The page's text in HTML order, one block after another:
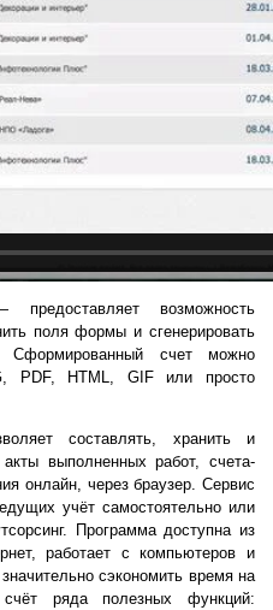
возможность
поля формы и сгенерировать
счет можно
PDF, HTML, GIF или просто
составлять, хранить и
выполненных работ, счета-
онлайн, через браузер. Сервис
учёт самостоятельно или
Программа доступна из
работает с компьютеров и
сэкономить время на
ряда полезных функций: